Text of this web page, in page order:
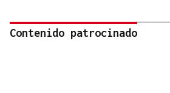
Contenido patrocinado